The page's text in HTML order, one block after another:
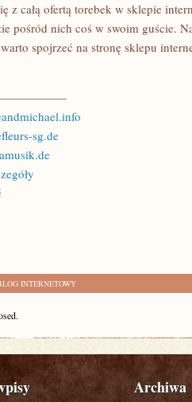
z całą ofertą torebek w sklepie
pośród nich coś w swoim guście.
spojrzeć na stronę sklepu
sg.de
INTERNETOWY
Archiwa